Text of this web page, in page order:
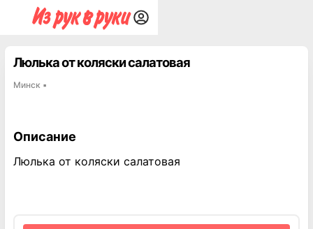
Люлька от коляски салатовая
Минск ▪
Описание
Люлька от коляски салатовая